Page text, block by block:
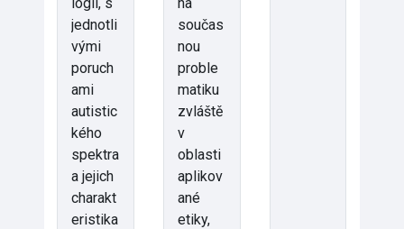
jednotli
vými
poruch
ami
autistic
kého
spektra
a jejich
charakt
eristika
součas
nou
proble
matiku
zvláště
v
oblasti
aplikov
ané
etiky,